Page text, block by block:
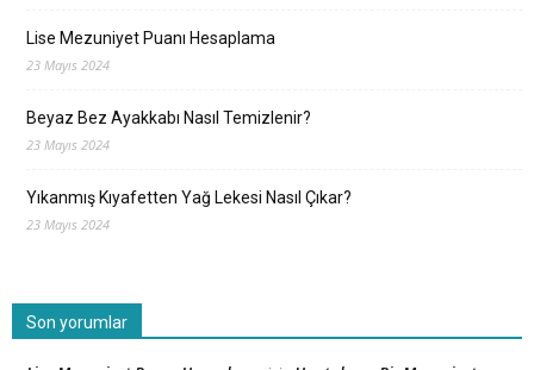
Lise Mezuniyet Puanı Hesaplama
23 Mayıs 2024
Beyaz Bez Ayakkabı Nasıl Temizlenir?
23 Mayıs 2024
Yıkanmış Kıyafetten Yağ Lekesi Nasıl Çıkar?
23 Mayıs 2024
Son yorumlar